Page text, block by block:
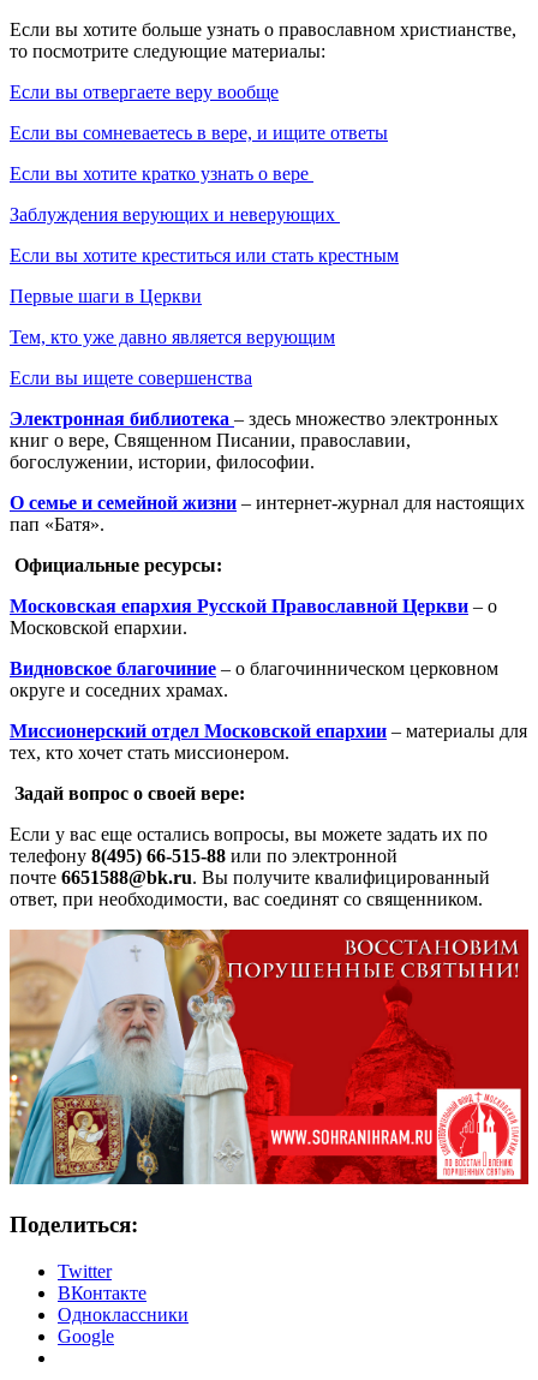
Если вы хотите больше узнать о православном христианстве,
то посмотрите следующие материалы:
Если вы отвергаете веру вообще
Если вы сомневаетесь в вере, и ищите ответы
Если вы хотите кратко узнать о вере
Заблуждения верующих и неверующих
Если вы хотите креститься или стать крестным
Первые шаги в Церкви
Тем, кто уже давно является верующим
Если вы ищете совершенства
Электронная библиотека – здесь множество электронных
книг о вере, Священном Писании, православии,
богослужении, истории, философии.
О семье и семейной жизни – интернет-журнал для настоящих
пап «Батя».
Официальные ресурсы:
Московская епархия Русской Православной Церкви – о
Московской епархии.
Видновское благочиние – о благочинническом церковном
округе и соседних храмах.
Миссионерский отдел Московской епархии – материалы для
тех, кто хочет стать миссионером.
Задай вопрос о своей вере:
Если у вас еще остались вопросы, вы можете задать их по
телефону 8(495) 66-515-88 или по электронной
почте 6651588@bk.ru. Вы получите квалифицированный
ответ, при необходимости, вас соединят со священником.
Поделиться:
Twitter
ВКонтакте
Одноклассники
Google